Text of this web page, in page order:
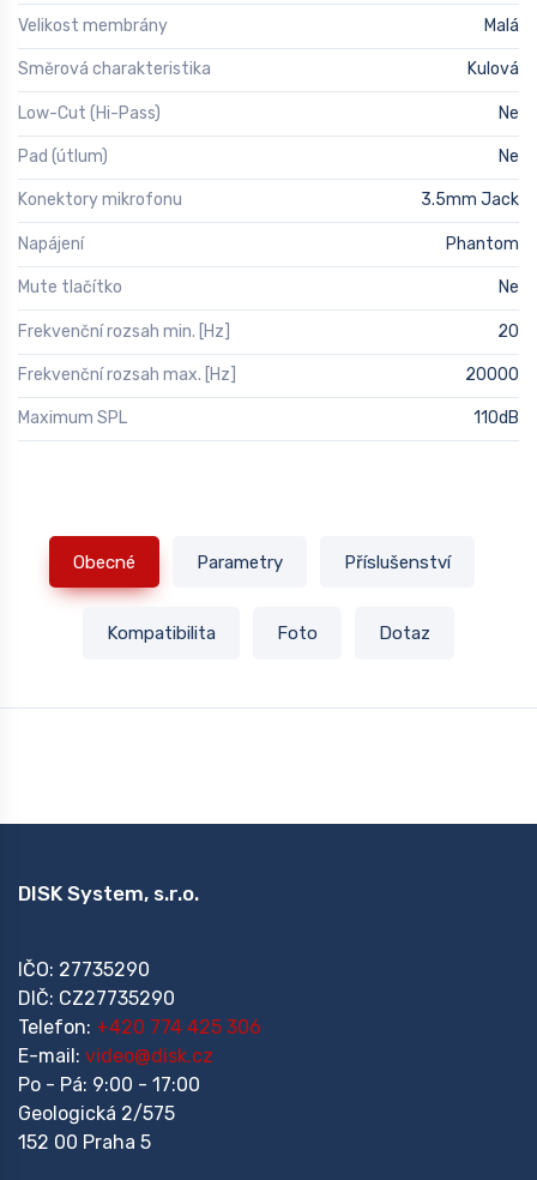
Velikost membrány Malá
Směrová charakteristika Kulová
Low-Cut (Hi-Pass) Ne
Pad (útlum) Ne
Konektory mikrofonu 3.5mm Jack
Napájení Phantom
Mute tlačítko Ne
Frekvenční rozsah min. [Hz] 20
Frekvenční rozsah max. [Hz] 20000
Maximum SPL 110dB
Obecné Parametry Příslušenství
Kompatibilita Foto Dotaz
DISK System, s.r.o.
IČO: 27735290
DIČ: CZ27735290
Telefon: +420 774 425 306
E-mail: video@disk.cz
Po - Pá: 9:00 - 17:00
Geologická 2/575
152 00 Praha 5